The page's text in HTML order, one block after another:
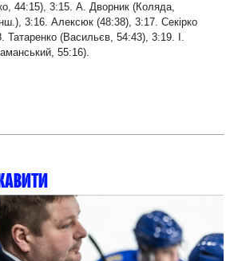
44:15), 3:15. А. Дворник (Коляда,
3:16. Алексюк (48:38), 3:17. Секірко
Татаренко (Васильєв, 54:43), 3:19. І.
55:16).